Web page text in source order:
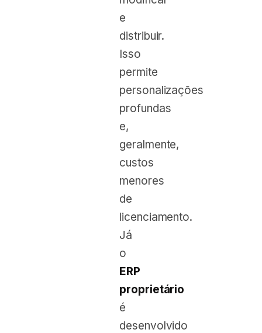
e
distribuir.
Isso
permite
personalizações
profundas
e,
geralmente,
custos
menores
de
licenciamento.
Já
o
ERP
proprietário
é
desenvolvido